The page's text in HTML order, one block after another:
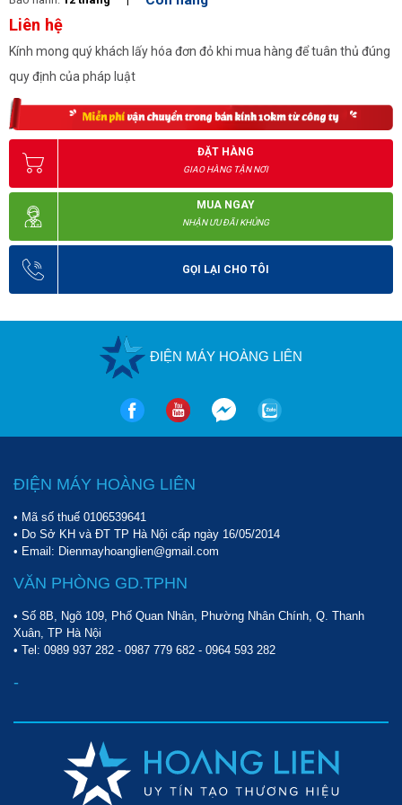
LED Indicator
Yes
Input
Automatic arm drop when
Communication
>>> Tham khảo sản phẩm:Cổng xoay 3 càng Tripod Turnstile
TC-S906
Ưu điểm nổi bật của cổng xoay 3 càng - Tripod Turnstile
DS111
Cổng xoay tự động Turnstile hiện đang được rất nhiều chuyên gia
cao về mức giá cả hợp lý và tính năng thông minh. Đây là thiết bị
nằm trong hệ thống kiểm soát ra vào tự động bằng cổng xoay,
giản. Sản phẩm được coi là giải pháp kiểm soát hiện đại, hiệu
quả, và tiết kiệm chi phí, tăng tính chuyên nghiệp cho các đơn vị
rất cứng cáp và bền bỉ nên ít bị ảnh hưởng bởi các tác nhân từ
bên ngoài như ngoại lực hay các yếu tố thời tiết.
Liên hệ
Kính mong quý khách lấy hóa đơn đỏ khi mua hàng để tuân thủ đúng
quy định của pháp luật
ĐẶT HÀNG
GIAO HÀNG TẬN NƠI
MUA NGAY
NHẬN ƯU ĐÃI KHỦNG
GỌI LẠI CHO TÔI
ĐIỆN MÁY HOÀNG LIÊN
ĐIỆN MÁY HOÀNG LIÊN
• Mã số thuế 0106539641
• Do Sở KH và ĐT TP Hà Nội cấp ngày 16/05/2014
• Email: Dienmayhoanglien@gmail.com
VĂN PHÒNG GD.TPHN
• Số 8B, Ngõ 109, Phố Quan Nhân, Phường Nhân Chính, Q. Thanh
Xuân, TP Hà Nội
• Tel: 0989 937 282 - 0987 779 682 - 0964 593 282
-